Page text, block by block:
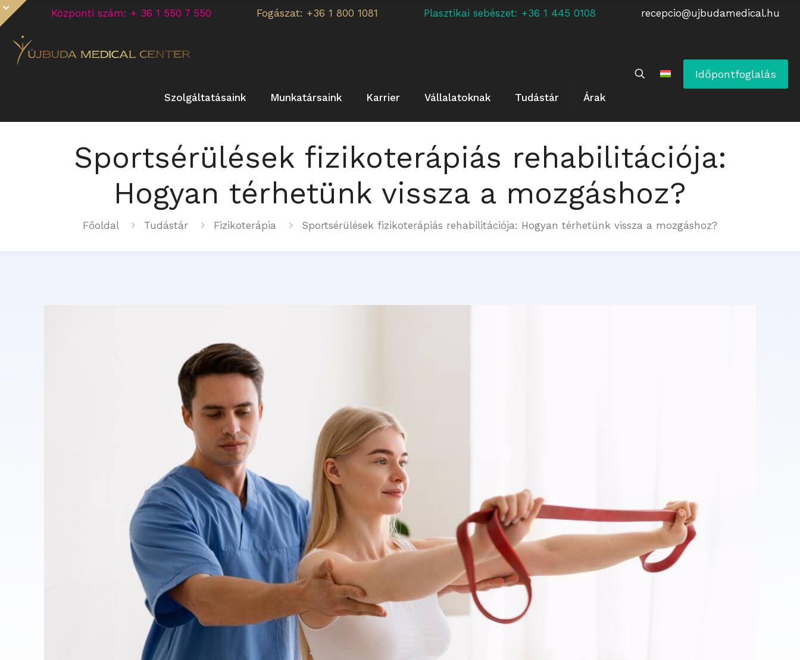
Központi szám: + 36 1 550 7 550 Fogászat: +36 1 800 1081 Plasztikai sebészet: +36 1 445 0108 recepcio@ujbudamedical.hu
Szolgáltatásaink Munkatársaink Karrier Vállalatoknak Tudástár Árak
Időpontfoglalás
Sportsérülések fizikoterápiás rehabilitációja:
Hogyan térhetünk vissza a mozgáshoz?
Főoldal Tudástár Fizikoterápia Sportsérülések fizikoterápiás rehabilitációja: Hogyan térhetünk vissza a mozgáshoz?